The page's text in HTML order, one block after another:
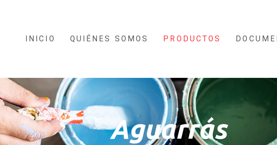
INICIO QUIÉNES SOMOS PRODUCTOS
Aguarrás